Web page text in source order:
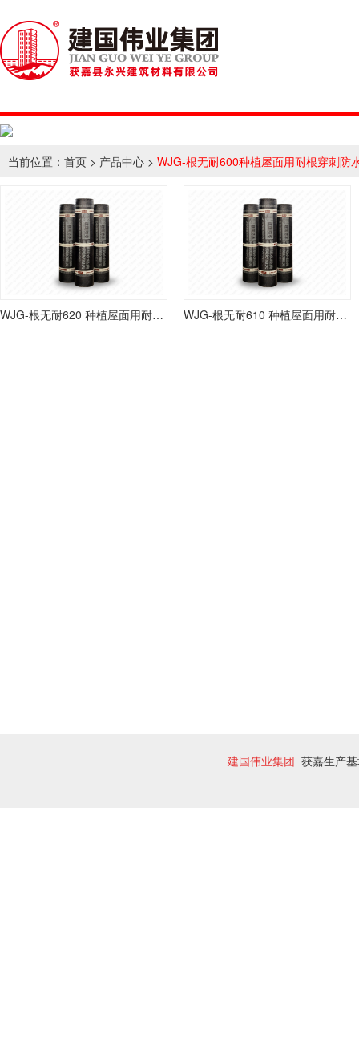
当前位置： 首页 > 产品中心 > WJG-根无耐600种植屋面用耐根穿刺防
WJG-根无耐620 种植屋面用耐根穿刺防水卷材 WJG-根无耐610 种植屋面用耐根穿刺防水卷材
建国伟业集团 获嘉生产